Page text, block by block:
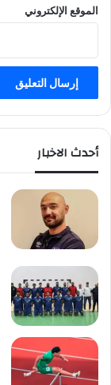
الموقع الإلكتروني
أحدث الاخبار